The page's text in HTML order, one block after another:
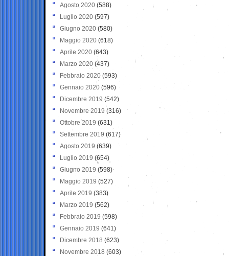
Agosto 2020 (588)
Luglio 2020 (597)
Giugno 2020 (580)
Maggio 2020 (618)
Aprile 2020 (643)
Marzo 2020 (437)
Febbraio 2020 (593)
Gennaio 2020 (596)
Dicembre 2019 (542)
Novembre 2019 (316)
Ottobre 2019 (631)
Settembre 2019 (617)
Agosto 2019 (639)
Luglio 2019 (654)
Giugno 2019 (598)
Maggio 2019 (527)
Aprile 2019 (383)
Marzo 2019 (562)
Febbraio 2019 (598)
Gennaio 2019 (641)
Dicembre 2018 (623)
Novembre 2018 (603)